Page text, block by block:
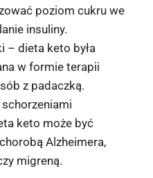
poziom cukru we
insuliny.
– dieta keto była
w formie terapii
z padaczką.
keto może być
Alzheimera,
migreną.